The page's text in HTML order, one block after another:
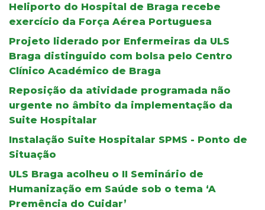
Heliporto do Hospital de Braga recebe
exercício da Força Aérea Portuguesa
Projeto liderado por Enfermeiras da ULS
Braga distinguido com bolsa pelo Centro
Clínico Académico de Braga
Reposição da atividade programada não
urgente no âmbito da implementação da
Suite Hospitalar
Instalação Suite Hospitalar SPMS - Ponto de
Situação
ULS Braga acolheu o II Seminário de
Humanização em Saúde sob o tema ‘A
Premência do Cuidar’